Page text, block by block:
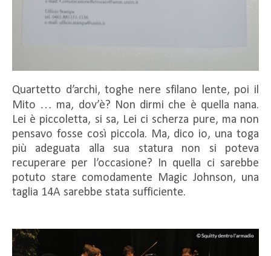
Quartetto d’archi, toghe nere sfilano lente, poi il
Mito … ma, dov’è? Non dirmi che è quella nana.
Lei è piccoletta, si sa, Lei ci scherza pure, ma non
pensavo fosse così piccola. Ma, dico io, una toga
più adeguata alla sua statura non si poteva
recuperare per l’occasione? In quella ci sarebbe
potuto stare comodamente Magic Johnson, una
taglia 14A sarebbe stata sufficiente.